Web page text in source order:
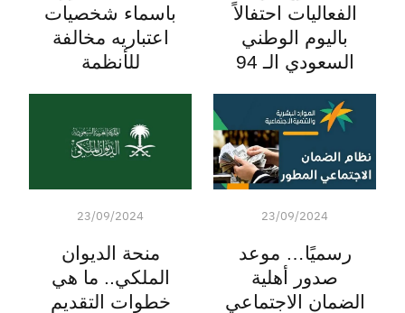
الفعاليات احتفالاً
باليوم الوطني
السعودي الـ 94
باسماء شخصيات
اعتباريه مخالفة
للأنظمة
23/09/2024
رسميًا… موعد
صدور أهلية
الضمان الاجتماعي
23/09/2024
منحة الديوان
الملكي.. ما هي
خطوات التقديم